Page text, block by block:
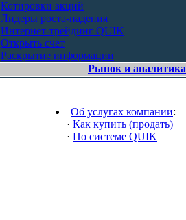
Котировки акций
Лидеры роста-падения
Интернет-трейдинг QUIK
Открыть счет
Раскрытие информации
Рынок и аналитика
Об услугах компании:
· Как купить (продать)
· По системе QUIK